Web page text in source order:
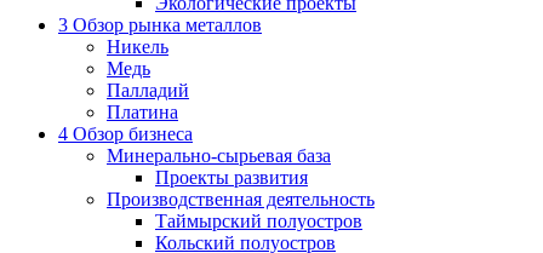
3 Обзор рынка металлов
Никель
Медь
Палладий
Платина
4 Обзор бизнеса
Минерально-сырьевая база
Проекты развития
Производственная деятельность
Таймырский полуостров
Кольский полуостров